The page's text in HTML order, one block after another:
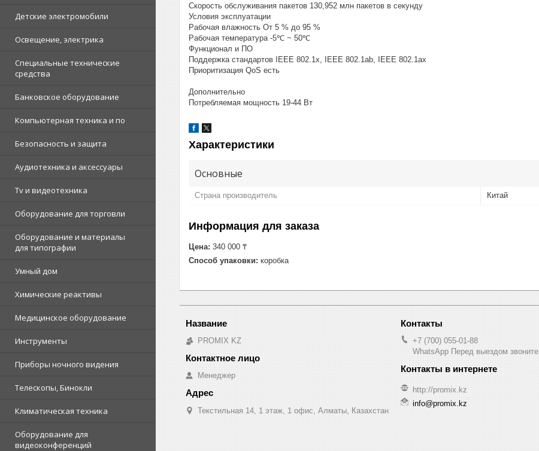
Детские электромобили
Освещение, электрика
Специальные технические
средства
Банковское оборудование
Компьютерная техника и по
Безопасность и защита
Аудиотехника и аксессуары
Tv и видеотехника
Оборудование для торговли
Оборудование и материалы
для типографии
Умный дом
Химические реактивы
Медицинское оборудование
Инструменты
Приборы ночного видения
Телескопы, Бинокли
Климатическая техника
Оборудование для
видеоконференций
Скорость обслуживания пакетов 130,952 млн пакетов в секунду
Условия эксплуатации
Рабочая влажность От 5 % до 95 %
Рабочая температура -5℃ ~ 50℃
Функционал и ПО
Поддержка стандартов IEEE 802.1x, IEEE 802.1ab, IEEE 802.1ax
Приоритизация QoS есть
Дополнительно
Потребляемая мощность 19-44 Вт
Характеристики
Основные
Страна производитель Китай
Информация для заказа
Цена: 340 000 ₸
Способ упаковки: коробка
PROMIX KZ
Менеджер
Текстильная 14, 1 этаж, 1 офис, Алматы, Казахстан
+7 (700) 055-01-88
WhatsApp Перед выездом звоните
http://promix.kz
info@promix.kz